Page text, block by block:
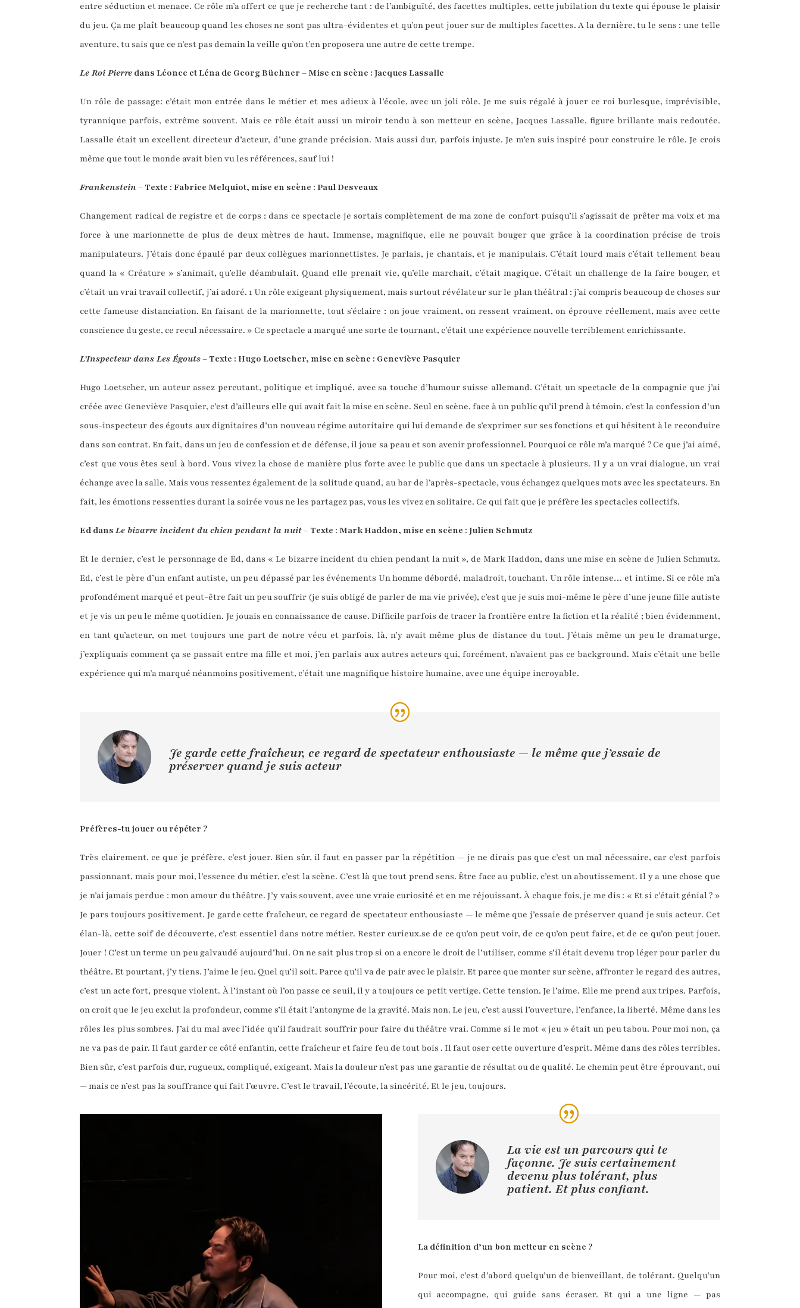
entre séduction et menace. Ce rôle m’a offert ce que je recherche tant : de l’ambiguïté, des facettes multiples, cette jubilation du texte qui épouse le plaisir
du jeu. Ça me plaît beaucoup quand les choses ne sont pas ultra-évidentes et qu’on peut jouer sur de multiples facettes. A la dernière, tu le sens : une telle
aventure, tu sais que ce n’est pas demain la veille qu’on t’en proposera une autre de cette trempe.
Le Roi Pierre dans Léonce et Léna de Georg Büchner – Mise en scène : Jacques Lassalle
Un rôle de passage: c’était mon entrée dans le métier et mes adieux à l’école, avec un joli rôle. Je me suis régalé à jouer ce roi burlesque, imprévisible,
tyrannique parfois, extrême souvent. Mais ce rôle était aussi un miroir tendu à son metteur en scène, Jacques Lassalle, figure brillante mais redoutée.
Lassalle était un excellent directeur d’acteur, d’une grande précision. Mais aussi dur, parfois injuste. Je m’en suis inspiré pour construire le rôle. Je crois
même que tout le monde avait bien vu les références, sauf lui !
Frankenstein – Texte : Fabrice Melquiot, mise en scène : Paul Desveaux
Changement radical de registre et de corps : dans ce spectacle je sortais complètement de ma zone de confort puisqu’il s’agissait de prêter ma voix et ma
force à une marionnette de plus de deux mètres de haut. Immense, magnifique, elle ne pouvait bouger que grâce à la coordination précise de trois
manipulateurs. J’étais donc épaulé par deux collègues marionnettistes. Je parlais, je chantais, et je manipulais. C’était lourd mais c’était tellement beau
quand la « Créature » s’animait, qu’elle déambulait. Quand elle prenait vie, qu’elle marchait, c’était magique. C’était un challenge de la faire bouger, et
c’était un vrai travail collectif, j’ai adoré. 1 Un rôle exigeant physiquement, mais surtout révélateur sur le plan théâtral : j’ai compris beaucoup de choses sur
cette fameuse distanciation. En faisant de la marionnette, tout s’éclaire : on joue vraiment, on ressent vraiment, on éprouve réellement, mais avec cette
conscience du geste, ce recul nécessaire. » Ce spectacle a marqué une sorte de tournant, c’était une expérience nouvelle terriblement enrichissante.
L’Inspecteur dans Les Égouts– Texte : Hugo Loetscher, mise en scène : Geneviève Pasquier
Hugo Loetscher, un auteur assez percutant, politique et impliqué, avec sa touche d’humour suisse allemand. C’était un spectacle de la compagnie que j’ai
créée avec Geneviève Pasquier, c’est d’ailleurs elle qui avait fait la mise en scène. Seul en scène, face à un public qu’il prend à témoin, c’est la confession d’un
sous-inspecteur des égouts aux dignitaires d’un nouveau régime autoritaire qui lui demande de s’exprimer sur ses fonctions et qui hésitent à le reconduire
dans son contrat. En fait, dans un jeu de confession et de défense, il joue sa peau et son avenir professionnel. Pourquoi ce rôle m’a marqué ? Ce que j’ai aimé,
c’est que vous êtes seul à bord. Vous vivez la chose de manière plus forte avec le public que dans un spectacle à plusieurs. Il y a un vrai dialogue, un vrai
échange avec la salle. Mais vous ressentez également de la solitude quand, au bar de l’après-spectacle, vous échangez quelques mots avec les spectateurs. En
fait, les émotions ressenties durant la soirée vous ne les partagez pas, vous les vivez en solitaire. Ce qui fait que je préfère les spectacles collectifs.
Ed dansLe bizarre incident du chien pendant la nuit– Texte : Mark Haddon, mise en scène : Julien Schmutz
Et le dernier, c’est le personnage de Ed, dans « Le bizarre incident du chien pendant la nuit », de Mark Haddon, dans une mise en scène de Julien Schmutz.
Ed, c’est le père d’un enfant autiste, un peu dépassé par les événements Un homme débordé, maladroit, touchant. Un rôle intense… et intime. Si ce rôle m’a
profondément marqué et peut-être fait un peu souffrir (je suis obligé de parler de ma vie privée), c’est que je suis moi-même le père d’une jeune fille autiste
et je vis un peu le même quotidien. Je jouais en connaissance de cause. Difficile parfois de tracer la frontière entre la fiction et la réalité ; bien évidemment,
en tant qu’acteur, on met toujours une part de notre vécu et parfois, là, n’y avait même plus de distance du tout. J’étais même un peu le dramaturge,
j’expliquais comment ça se passait entre ma fille et moi, j’en parlais aux autres acteurs qui, forcément, n’avaient pas ce background. Mais c’était une belle
expérience qui m’a marqué néanmoins positivement, c’était une magnifique histoire humaine, avec une équipe incroyable.
Je garde cette fraîcheur, ce regard de spectateur enthousiaste — le même que j’essaie de
préserver quand je suis acteur
Préfères-tu jouer ou répéter ?
Très clairement, ce que je préfère, c’est jouer. Bien sûr, il faut en passer par la répétition — je ne dirais pas que c’est un mal nécessaire, car c’est parfois
passionnant, mais pour moi, l’essence du métier, c’est la scène. C’est là que tout prend sens. Être face au public, c’est un aboutissement. Il y a une chose que
je n’ai jamais perdue : mon amour du théâtre. J’y vais souvent, avec une vraie curiosité et en me réjouissant. À chaque fois, je me dis : « Et si c’était génial ? »
Je pars toujours positivement. Je garde cette fraîcheur, ce regard de spectateur enthousiaste — le même que j’essaie de préserver quand je suis acteur. Cet
élan-là, cette soif de découverte, c’est essentiel dans notre métier. Rester curieux.se de ce qu’on peut voir, de ce qu’on peut faire, et de ce qu’on peut jouer.
Jouer ! C’est un terme un peu galvaudé aujourd’hui. On ne sait plus trop si on a encore le droit de l’utiliser, comme s’il était devenu trop léger pour parler du
théâtre. Et pourtant, j’y tiens. J’aime le jeu. Quel qu’il soit. Parce qu’il va de pair avec le plaisir. Et parce que monter sur scène, affronter le regard des autres,
c’est un acte fort, presque violent. À l’instant où l’on passe ce seuil, il y a toujours ce petit vertige. Cette tension. Je l’aime. Elle me prend aux tripes. Parfois,
on croit que le jeu exclut la profondeur, comme s’il était l’antonyme de la gravité. Mais non. Le jeu, c’est aussi l’ouverture, l’enfance, la liberté. Même dans les
rôles les plus sombres. J’ai du mal avec l’idée qu’il faudrait souffrir pour faire du théâtre vrai. Comme si le mot « jeu » était un peu tabou. Pour moi non, ça
ne va pas de pair. Il faut garder ce côté enfantin, cette fraîcheur et faire feu de tout bois . Il faut oser cette ouverture d’esprit. Même dans des rôles terribles.
Bien sûr, c’est parfois dur, rugueux, compliqué, exigeant. Mais la douleur n’est pas une garantie de résultat ou de qualité. Le chemin peut être éprouvant, oui
— mais ce n’est pas la souffrance qui fait l’œuvre. C’est le travail, l’écoute, la sincérité. Et le jeu, toujours.
La vie est un parcours qui te
façonne. Je suis certainement
devenu plus tolérant, plus
patient. Et plus confiant.
La définition d’un bon metteur en scène ?
Pour moi, c’est d’abord quelqu’un de bienveillant, de tolérant. Quelqu’un
qui accompagne, qui guide sans écraser. Et qui a une ligne — pas